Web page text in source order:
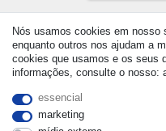
© Copyright 2026 | Todos
| * Applies to deliveries to
Nós usamos cookies em
enquanto outros nos ajudam a
cookies que usamos e os seus
informações, consulte o nosso:
essencial
marketing